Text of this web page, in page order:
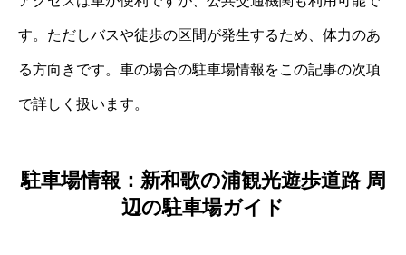
す。ただしバスや徒歩の区間が発生するため、体力のあ
る方向きです。車の場合の駐車場情報をこの記事の次項
で詳しく扱います。
駐車場情報：新和歌の浦観光遊歩道路 周
辺の駐車場ガイド